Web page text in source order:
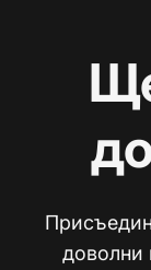
доволни